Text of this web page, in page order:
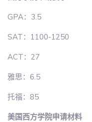
GPA：3.5
SAT：1100-1250
ACT：27
雅思：6.5
托福：85
美国西方学院申请材料